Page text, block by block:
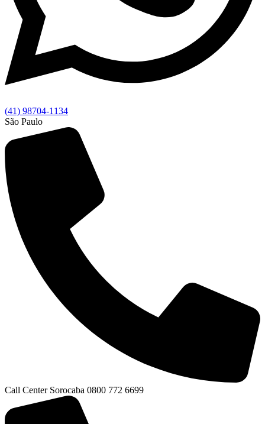
(41) 98704-1134
São Paulo
Call Center Sorocaba 0800 772 6699